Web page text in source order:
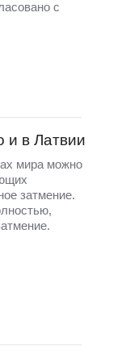
с
и в Латвии
мира можно
затмение.